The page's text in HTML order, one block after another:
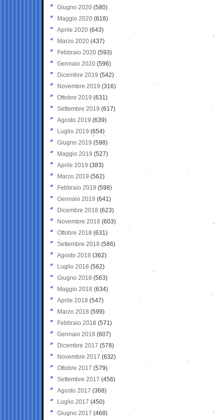
Giugno 2020 (580)
Maggio 2020 (618)
Aprile 2020 (643)
Marzo 2020 (437)
Febbraio 2020 (593)
Gennaio 2020 (596)
Dicembre 2019 (542)
Novembre 2019 (316)
Ottobre 2019 (631)
Settembre 2019 (617)
Agosto 2019 (639)
Luglio 2019 (654)
Giugno 2019 (598)
Maggio 2019 (527)
Aprile 2019 (383)
Marzo 2019 (562)
Febbraio 2019 (598)
Gennaio 2019 (641)
Dicembre 2018 (623)
Novembre 2018 (603)
Ottobre 2018 (631)
Settembre 2018 (586)
Agosto 2018 (362)
Luglio 2018 (562)
Giugno 2018 (563)
Maggio 2018 (634)
Aprile 2018 (547)
Marzo 2018 (599)
Febbraio 2018 (571)
Gennaio 2018 (607)
Dicembre 2017 (578)
Novembre 2017 (632)
Ottobre 2017 (579)
Settembre 2017 (456)
Agosto 2017 (368)
Luglio 2017 (450)
Giugno 2017 (468)